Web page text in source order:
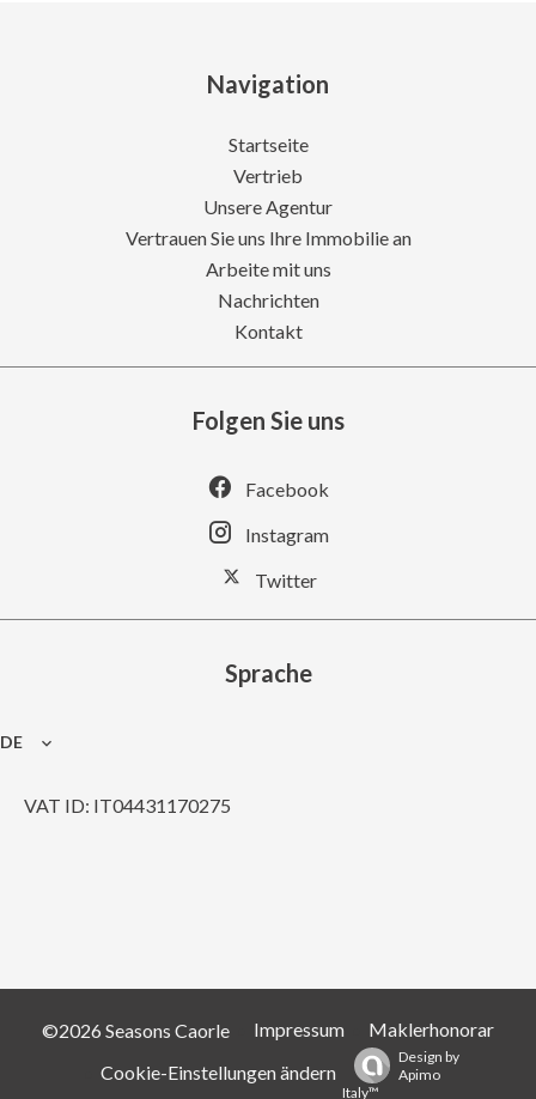
Navigation
Startseite
Vertrieb
Unsere Agentur
Vertrauen Sie uns Ihre Immobilie an
Arbeite mit uns
Nachrichten
Kontakt
Folgen Sie uns
Facebook
Instagram
Twitter
Sprache
DE
VAT ID: IT04431170275
©2026 Seasons Caorle Impressum
Maklerhonorar
Cookie-Einstellungen ändern
Design by
Apimo
Italy™